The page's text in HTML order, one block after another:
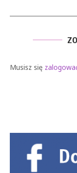
Musisz się